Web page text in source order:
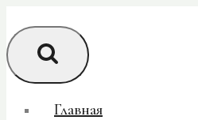
к
содержимому
Главная